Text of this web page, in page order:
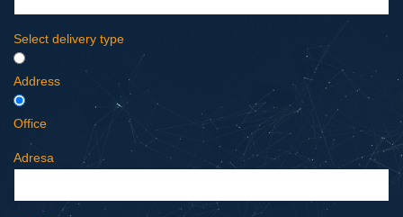
Select delivery type
Address
Office
Adresa